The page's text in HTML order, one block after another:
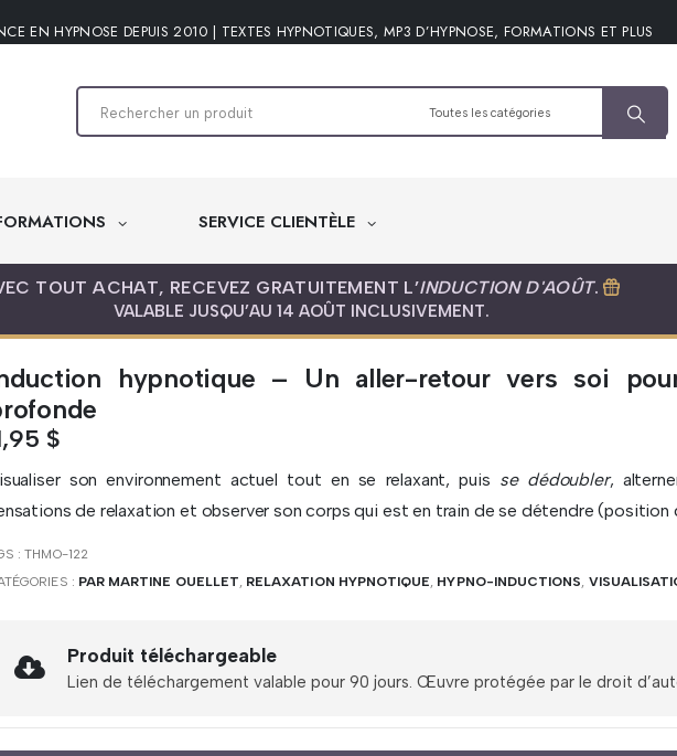
EN HYPNOSE DEPUIS 2010 | TEXTES HYPNOTIQUES, MP3 D’HYPNOSE, FORMATIONS ET PLUS
SERVICE CLIENTÈLE
TOUT ACHAT, RECEVEZ GRATUITEMENT L’INDUCTION D'AOÛT.
VALABLE JUSQU’AU 14 AOÛT INCLUSIVEMENT.
hypnotique – Un aller-retour vers soi
$
son environnement actuel tout en se relaxant, puis se dédoubler,
de relaxation et observer son corps qui est en train de se détendre (position
:THMO-122
: PAR MARTINE OUELLET, RELAXATION HYPNOTIQUE, HYPNO-INDUCTIONS,
Produit téléchargeable
Lien de téléchargement valable pour 90 jours. Œuvre protégée par le droit